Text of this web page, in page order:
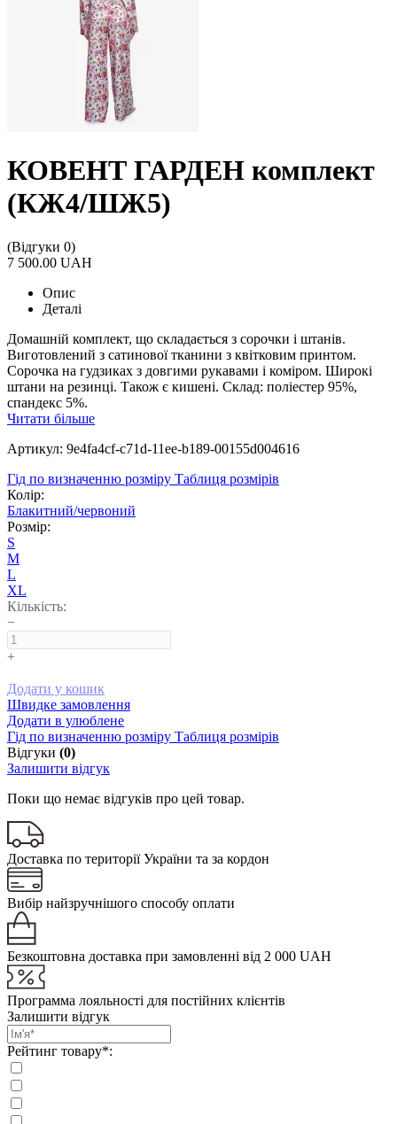
КОВЕНТ ГАРДЕН комплект
(КЖ4/ШЖ5)
(Відгуки 0)
7 500.00 UAH
Опис
Деталі
Домашній комплект, що складається з сорочки і штанів.
Виготовлений з сатинової тканини з квітковим принтом.
Сорочка на гудзиках з довгими рукавами і коміром. Широкі
штани на резинці. Також є кишені. Склад: поліестер 95%,
спандекс 5%.
Читати більше
Артикул: 9e4fa4cf-c71d-11ee-b189-00155d004616
Гід по визначенню розміру Таблиця розмірів
Колір:
Блакитний/червоний
Розмір:
S
M
L
XL
Кількість:
−
+
Додати у кошик
Швидке замовлення
Додати в улюблене
Гід по визначенню розміру Таблиця розмірів
Відгуки (0)
Залишити відгук
Поки що немає відгуків про цей товар.
Доставка по території України та за кордон
Вибір найзручнішого способу оплати
Безкоштовна доставка при замовленні від 2 000 UAH
Программа лояльності для постійних клієнтів
Залишити відгук
Рейтинг товару*: